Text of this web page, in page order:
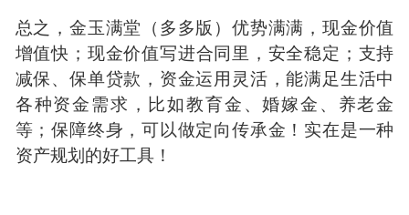
总之，金玉满堂（多多版）优势满满，现金价值
增值快；现金价值写进合同里，安全稳定；支持
减保、保单贷款，资金运用灵活，能满足生活中
各种资金需求，比如教育金、婚嫁金、养老金
等；保障终身，可以做定向传承金！实在是一种
资产规划的好工具！